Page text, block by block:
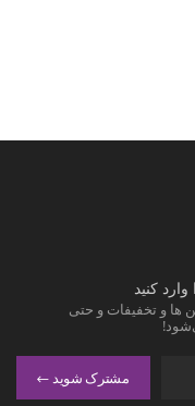
کنید
ها و تخفیفات و حتی
مشترک شوید